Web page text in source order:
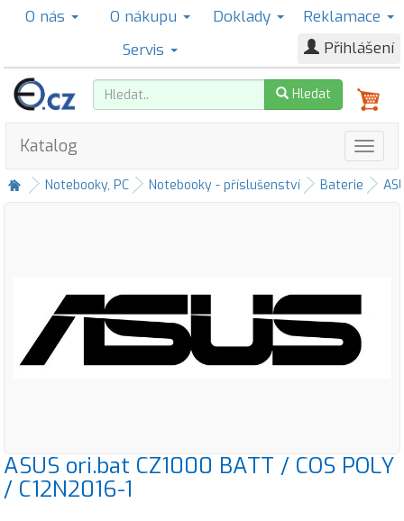
O nás O nákupu Doklady
Reklamace
Servis
Přihlášení
Hledat
Katalog
Notebooky, PC Notebooky - příslušenství Baterie
ASUS ori.bat CZ1000 BATT / COS POLY
/ C12N2016-1